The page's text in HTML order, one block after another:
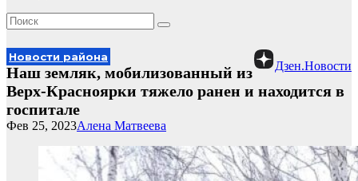
Дзен.Новости
Новости района
Наш земляк, мобилизованный из
Верх-Красноярки тяжело ранен и находится в
госпитале
Алена Матвеева
Фев 25, 2023